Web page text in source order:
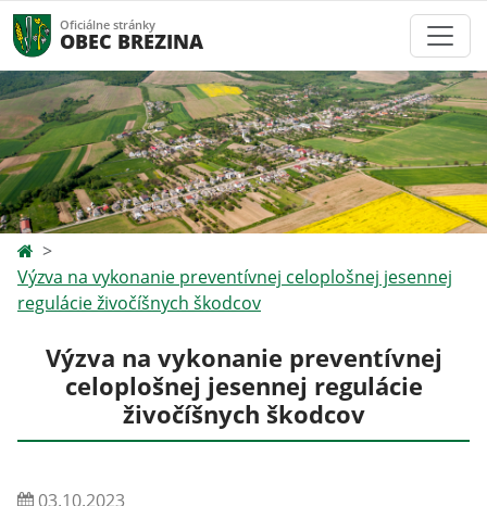
Oficiálne stránky
OBEC BREZINA
Výzva na vykonanie preventívnej celoplošnej jesennej
regulácie živočíšnych škodcov
Výzva na vykonanie preventívnej
celoplošnej jesennej regulácie
živočíšnych škodcov
03.10.2023